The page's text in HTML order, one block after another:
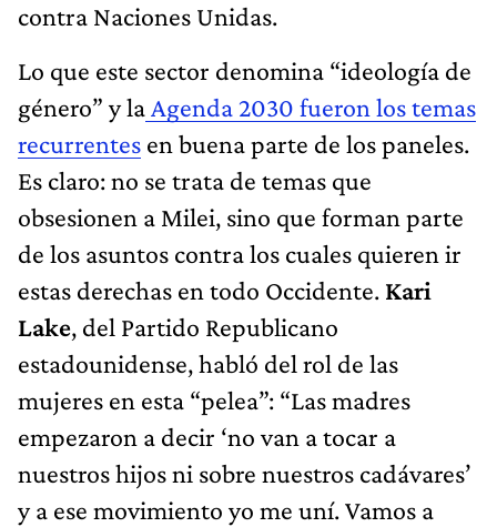
contra Naciones Unidas.
Lo que este sector denomina “ideología de
género” y la Agenda 2030 fueron los temas
recurrentes en buena parte de los paneles.
Es claro: no se trata de temas que
obsesionen a Milei, sino que forman parte
de los asuntos contra los cuales quieren ir
estas derechas en todo Occidente. Kari
Lake, del Partido Republicano
estadounidense, habló del rol de las
mujeres en esta “pelea”: “Las madres
empezaron a decir ‘no van a tocar a
nuestros hijos ni sobre nuestros cadávares’
y a ese movimiento yo me uní. Vamos a